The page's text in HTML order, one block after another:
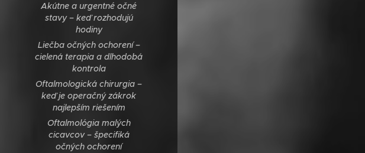
Akútne a urgentné očné
stavy – keď rozhodujú
hodiny
Liečba očných ochorení –
cielená terapia a dlhodobá
kontrola
Oftalmologická chirurgia –
keď je operačný zákrok
najlepším riešením
Oftalmológia malých
cicavcov – špecifiká
očných ochorení